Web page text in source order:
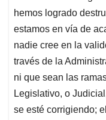
hemos logrado
estamos en vía de
nadie cree en la
través de la
ni que sean las
Legislativo, o
se esté corrigiendo;